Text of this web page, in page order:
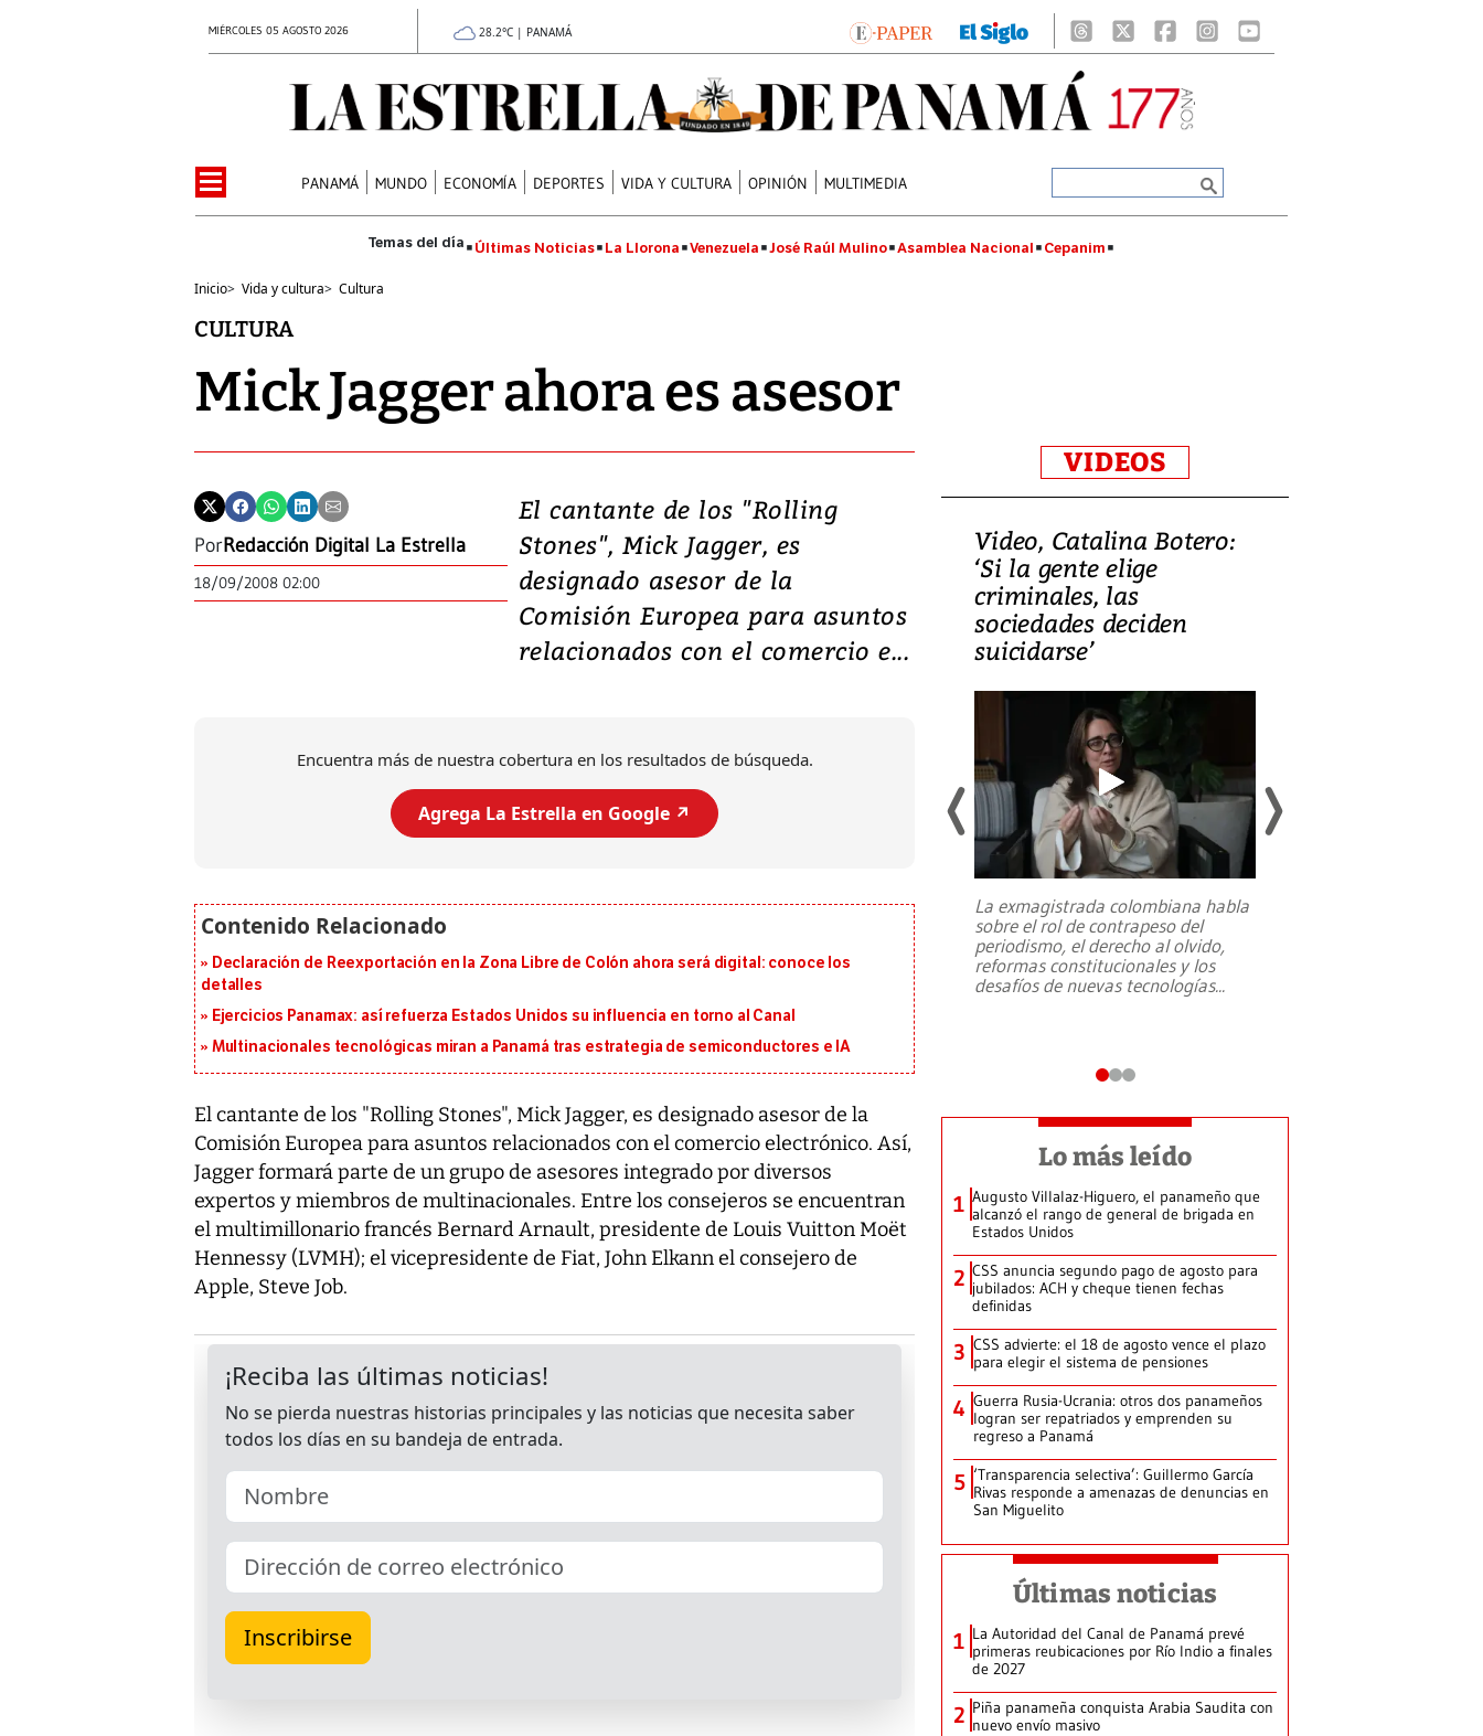
MIÉRCOLES 05 AGOSTO 2026 28.2°C | PANAMÁ
PANAMÁ MUNDO ECONOMÍA DEPORTES VIDA Y CULTURA OPINIÓN MULTIMEDIA
Últimas Noticias La Llorona Venezuela José Raúl Mulino Asamblea Nacional Cepanim
Inicio> Vida y cultura> Cultura
CULTURA
Mick Jagger ahora es asesor
PorRedacción Digital La Estrella
18/09/2008 02:00
El cantante de los "Rolling
Stones", Mick Jagger, es
designado asesor de la
Comisión Europea para asuntos
relacionados con el comercio e...
Encuentra más de nuestra cobertura en los resultados de búsqueda.
Agrega La Estrella en Google ↗️
Declaración de Reexportación en la Zona Libre de Colón ahora será digital: conoce los
detalles
Ejercicios Panamax: así refuerza Estados Unidos su influencia en torno al Canal
Multinacionales tecnológicas miran a Panamá tras estrategia de semiconductores e IA
El cantante de los "Rolling Stones", Mick Jagger, es designado asesor de la
Comisión Europea para asuntos relacionados con el comercio electrónico. Así,
Jagger formará parte de un grupo de asesores integrado por diversos
expertos y miembros de multinacionales. Entre los consejeros se encuentran
el multimillonario francés Bernard Arnault, presidente de Louis Vuitton Moët
Hennessy (LVMH); el vicepresidente de Fiat, John Elkann el consejero de
Apple, Steve Job.
VIDEOS
Video, Japón: Terremoto
deja heridos y graves
daños en Kumamoto
al sur de Japón, provocando una
Video, Catalina Botero:
‘Si la gente elige
criminales, las
sociedades deciden
suicidarse’
La exmagistrada colombiana habla
sobre el rol de contrapeso del
periodismo, el derecho al olvido,
reformas constitucionales y los
desafíos de nuevas tecnologías...
Lo más leído
1 Augusto Villalaz-Higuero, el panameño que
alcanzó el rango de general de brigada en
Estados Unidos
2 CSS anuncia segundo pago de agosto para
jubilados: ACH y cheque tienen fechas
definidas
3 CSS advierte: el 18 de agosto vence el plazo
para elegir el sistema de pensiones
4 Guerra Rusia-Ucrania: otros dos panameños
logran ser repatriados y emprenden su
regreso a Panamá
5 ‘Transparencia selectiva’: Guillermo García
Rivas responde a amenazas de denuncias en
San Miguelito
Últimas noticias
1 La Autoridad del Canal de Panamá prevé
primeras reubicaciones por Río Indio a finales
de 2027
2 Piña panameña conquista Arabia Saudita con
nuevo envío masivo